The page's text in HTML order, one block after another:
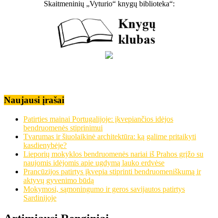
Skaitmeninių „Vyturio“ knygų biblioteka“:
Naujausi įrašai
Patirties mainai Portugalijoje: įkvepiančios idėjos
bendruomenės stiprinimui
Tvarumas ir šiuolaikinė architektūra: ką galime pritaikyti
kasdienybėje?
Lieporių mokyklos bendruomenės nariai iš Prahos grįžo su
naujomis idėjomis apie ugdymą lauko erdvėse
Prancūzijos patirtys įkvepia stiprinti bendruomeniškumą ir
aktyvų gyvenimo būdą
Mokymosi, sąmoningumo ir geros savijautos patirtys
Sardinijoje